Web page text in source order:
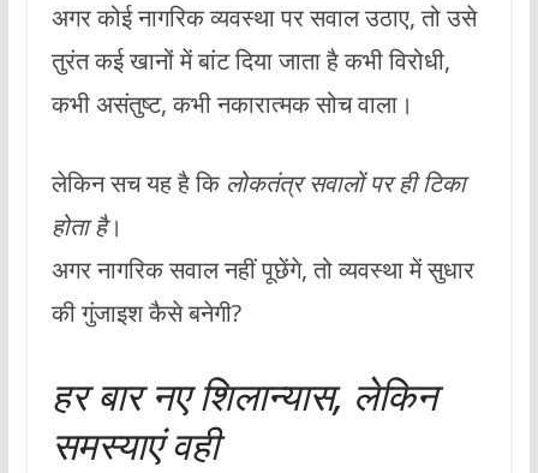
अगर कोई नागरिक व्यवस्था पर सवाल उठाए, तो उसे
तुरंत कई खानों में बांट दिया जाता है कभी विरोधी,
कभी असंतुष्ट, कभी नकारात्मक सोच वाला।
लेकिन सच यह है कि लोकतंत्र सवालों पर ही टिका
होता है।
अगर नागरिक सवाल नहीं पूछेंगे, तो व्यवस्था में सुधार
की गुंजाइश कैसे बनेगी?
हर बार नए शिलान्यास, लेकिन
समस्याएं वही